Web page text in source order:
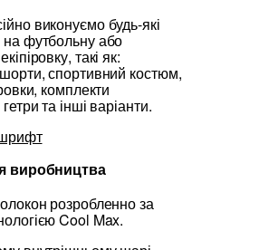
виконуємо будь-які
футбольну або
такі як:
спортивний костюм,
комплекти
та інші варіанти.
виробництва
розробленно за
Cool Max.